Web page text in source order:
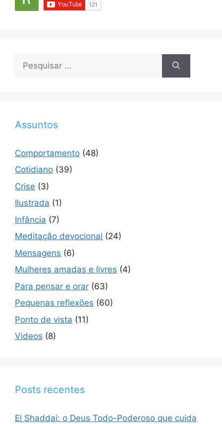
por:
Assuntos
Comportamento (48)
Cotidiano (39)
Crise (3)
Ilustrada (1)
Infância (7)
Meditação devocional (24)
Mensagens (6)
Mulheres amadas e livres (4)
Para pensar e orar (63)
Pequenas reflexões (60)
Ponto de vista (11)
Videos (8)
Posts recentes
El Shaddai: o Deus Todo-Poderoso que cuida